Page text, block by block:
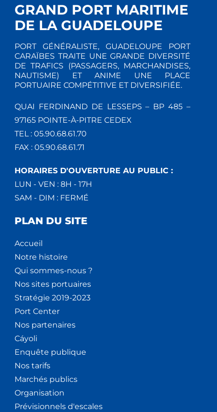
GRAND PORT MARITIME
DE LA GUADELOUPE
PORT GÉNÉRALISTE, GUADELOUPE PORT
CARAÏBES TRAITE UNE GRANDE DIVERSITÉ
DE TRAFICS (PASSAGERS, MARCHANDISES,
NAUTISME) ET ANIME UNE PLACE
PORTUAIRE COMPÉTITIVE ET DIVERSIFIÉE.
QUAI FERDINAND DE LESSEPS – BP 485 –
97165 POINTE-À-PITRE CEDEX
TEL : 05.90.68.61.70
FAX : 05.90.68.61.71
HORAIRES D'OUVERTURE AU PUBLIC :
LUN - VEN : 8H - 17H
SAM - DIM : FERMÉ
PLAN DU SITE
Accueil
Notre histoire
Qui sommes-nous ?
Nos sites portuaires
Stratégie 2019-2023
Port Center
Nos partenaires
Cáyoli
Enquête publique
Nos tarifs
Marchés publics
Organisation
Prévisionnels d'escales